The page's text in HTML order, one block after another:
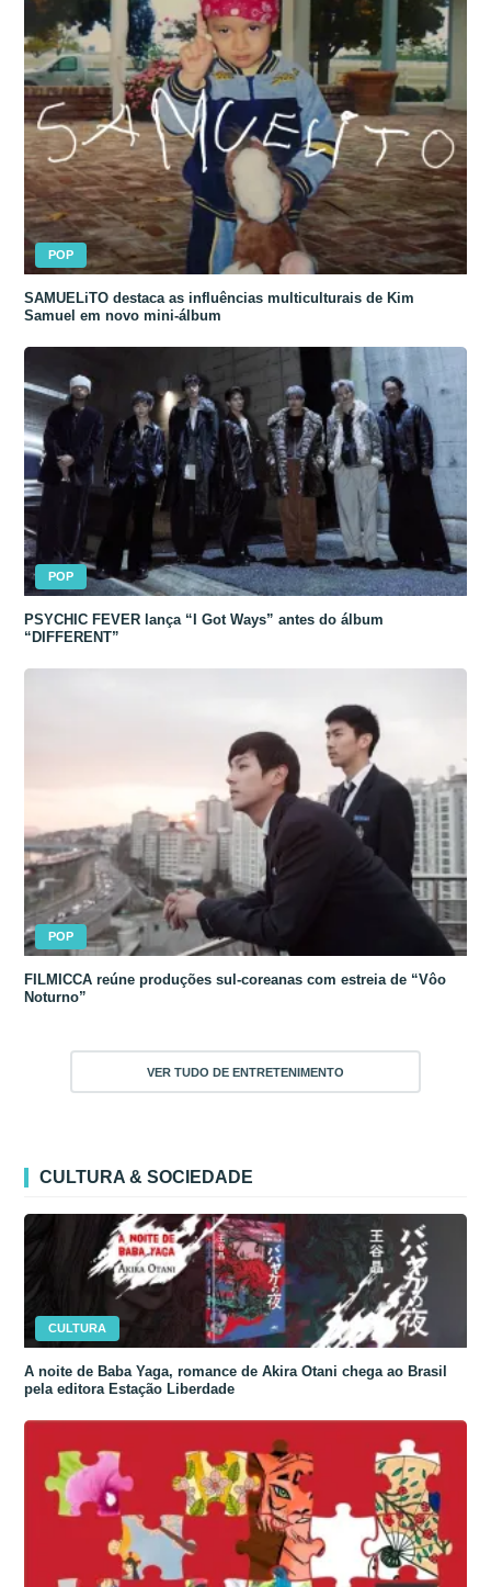
POP
SAMUELiTO destaca as influências multiculturais de Kim
Samuel em novo mini-álbum
POP
PSYCHIC FEVER lança “I Got Ways” antes do álbum
“DIFFERENT”
POP
FILMICCA reúne produções sul-coreanas com estreia de “Vôo
Noturno”
VER TUDO DE ENTRETENIMENTO
CULTURA & SOCIEDADE
CULTURA
A noite de Baba Yaga, romance de Akira Otani chega ao Brasil
pela editora Estação Liberdade